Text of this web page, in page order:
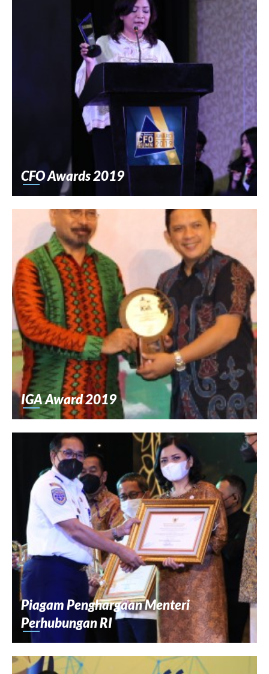
CFO Awards 2019
IGA Award 2019
Piagam Penghargaan Menteri
Perhubungan RI